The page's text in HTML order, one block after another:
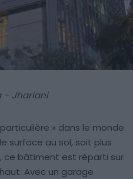
– Jhariani
» dans le monde.
surface au sol, soit plus
ce bâtiment est réparti sur
Avec un garage